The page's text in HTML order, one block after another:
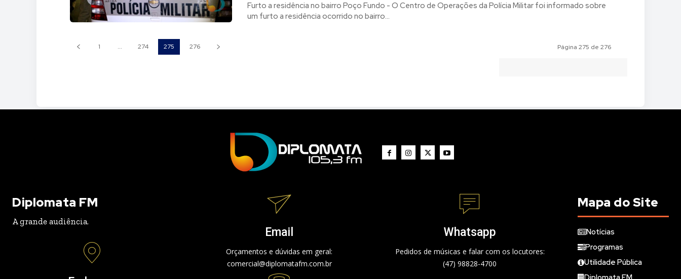
Furto a residência no bairro Poço Fundo - O Centro de Operações da Polícia Militar foi informado sobre
um furto a residência ocorrido no bairro...
1 ... 274 275 276 Página 275 de 276
Diplomata FM
A grande audiência.
Email
Orçamentos e dúvidas em geral:
comercial@diplomatafm.com.br
Whatsapp
Pedidos de músicas e falar com os locutores:
(47) 98828-4700
Mapa do Site
Notícias
Programas
Utilidade Pública